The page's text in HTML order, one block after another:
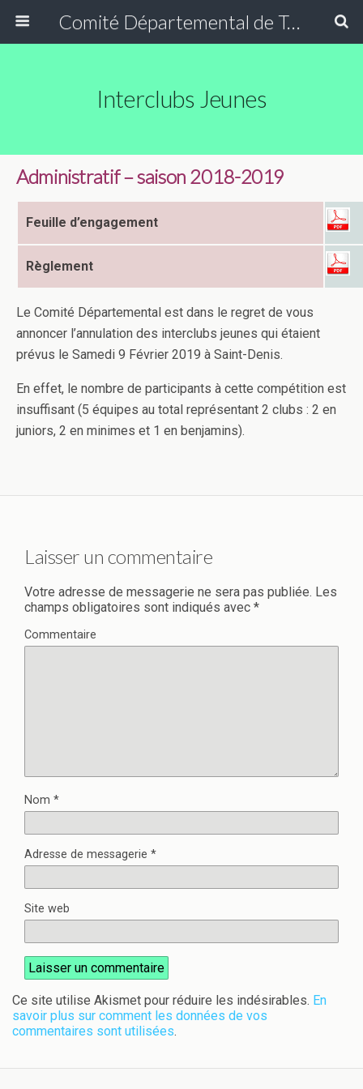
Comité Départemental de Tennis de Table de Seine Saint-Denis
Interclubs Jeunes
Administratif – saison 2018-2019
Feuille d’engagement
Règlement
Le Comité Départemental est dans le regret de vous
annoncer l’annulation des interclubs jeunes qui étaient
prévus le Samedi 9 Février 2019 à Saint-Denis.
En effet, le nombre de participants à cette compétition est
insuffisant (5 équipes au total représentant 2 clubs : 2 en
juniors, 2 en minimes et 1 en benjamins).
Laisser un commentaire
Votre adresse de messagerie ne sera pas publiée. Les
champs obligatoires sont indiqués avec *
Commentaire
Nom *
Adresse de messagerie *
Site web
Ce site utilise Akismet pour réduire les indésirables. En
savoir plus sur comment les données de vos
commentaires sont utilisées.